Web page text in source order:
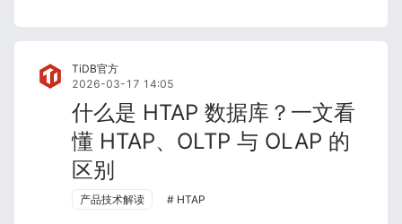
TiDB官方
2026-03-17 14:05
什么是 HTAP 数据库？一文看
懂 HTAP、OLTP 与 OLAP 的
区别
产品技术解读 HTAP